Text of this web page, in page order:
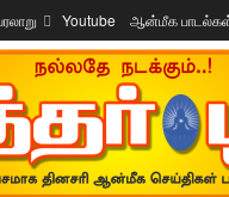
Youtube ஆன்மீக